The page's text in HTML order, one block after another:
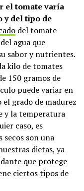
el tomate varía
y del tipo de
del tomate
agua que
sabor y nutrientes.
kilo de tomates
150 gramos de
puede variar en
grado de madurez
y la temperatura
caso, es
son una
dietas, ya
que protege
ciertos tipos de